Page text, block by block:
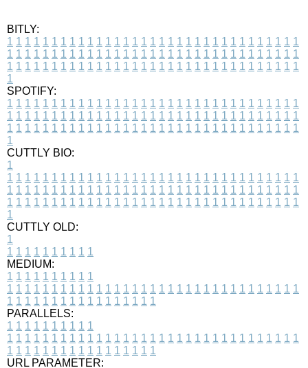
BITLY:
1 1 1 1 1 1 1 1 1 1 1 1 1 1 1 1 1 1 1 1 1 1 1 1 1 1 1 1 1 1 1 1 1
1 1 1 1 1 1 1 1 1 1 1 1 1 1 1 1 1 1 1 1 1 1 1 1 1 1 1 1 1 1 1 1 1
1 1 1 1 1 1 1 1 1 1 1 1 1 1 1 1 1 1 1 1 1 1 1 1 1 1 1 1 1 1 1 1 1
1
SPOTIFY:
1 1 1 1 1 1 1 1 1 1 1 1 1 1 1 1 1 1 1 1 1 1 1 1 1 1 1 1 1 1 1 1 1
1 1 1 1 1 1 1 1 1 1 1 1 1 1 1 1 1 1 1 1 1 1 1 1 1 1 1 1 1 1 1 1 1
1 1 1 1 1 1 1 1 1 1 1 1 1 1 1 1 1 1 1 1 1 1 1 1 1 1 1 1 1 1 1 1 1
1
CUTTLY BIO:
1
1 1 1 1 1 1 1 1 1 1 1 1 1 1 1 1 1 1 1 1 1 1 1 1 1 1 1 1 1 1 1 1 1
1 1 1 1 1 1 1 1 1 1 1 1 1 1 1 1 1 1 1 1 1 1 1 1 1 1 1 1 1 1 1 1 1
1 1 1 1 1 1 1 1 1 1 1 1 1 1 1 1 1 1 1 1 1 1 1 1 1 1 1 1 1 1 1 1 1
1
CUTTLY OLD:
1
1 1 1 1 1 1 1 1 1 1
MEDIUM:
1 1 1 1 1 1 1 1 1 1
1 1 1 1 1 1 1 1 1 1 1 1 1 1 1 1 1 1 1 1 1 1 1 1 1 1 1 1 1 1 1 1 1
1 1 1 1 1 1 1 1 1 1 1 1 1 1 1 1 1
PARALLELS:
1 1 1 1 1 1 1 1 1 1
1 1 1 1 1 1 1 1 1 1 1 1 1 1 1 1 1 1 1 1 1 1 1 1 1 1 1 1 1 1 1 1 1
1 1 1 1 1 1 1 1 1 1 1 1 1 1 1 1 1
URL PARAMETER: